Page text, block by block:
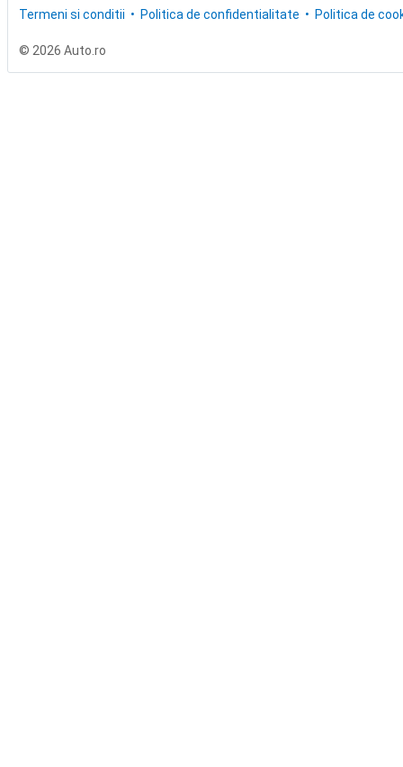
Termeni si conditii Politica de confidentialitate Politica de
© 2026 Auto.ro